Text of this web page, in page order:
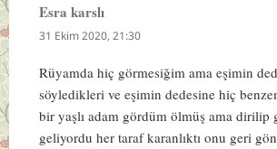
Esra karslı
ki:
31 Ekim 2020, 21:30
Rüyamda hiç görmesiğim ama eşimin
söyledikleri ve eşimin dedesine hiç
bir yaşlı adam gördüm ölmüş ama dirilip
geliyordu her taraf karanlıktı onu geri